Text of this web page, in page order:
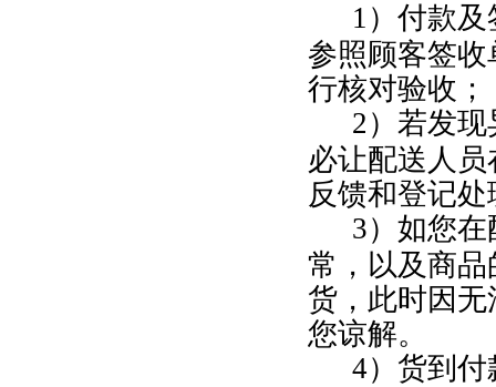
1 ）付款
参照顾客签
行核对验收；
2 ）若发
必让配送人
反馈和登记处
3）如您
常，以及商
货，此时因
您谅解。
4）货到